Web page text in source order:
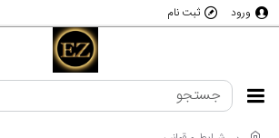
ورود ثبت نام